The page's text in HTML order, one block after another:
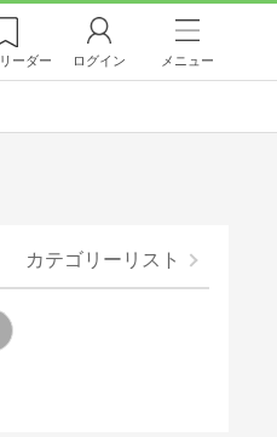
リーダー ログイン メニュー
カテゴリーリスト